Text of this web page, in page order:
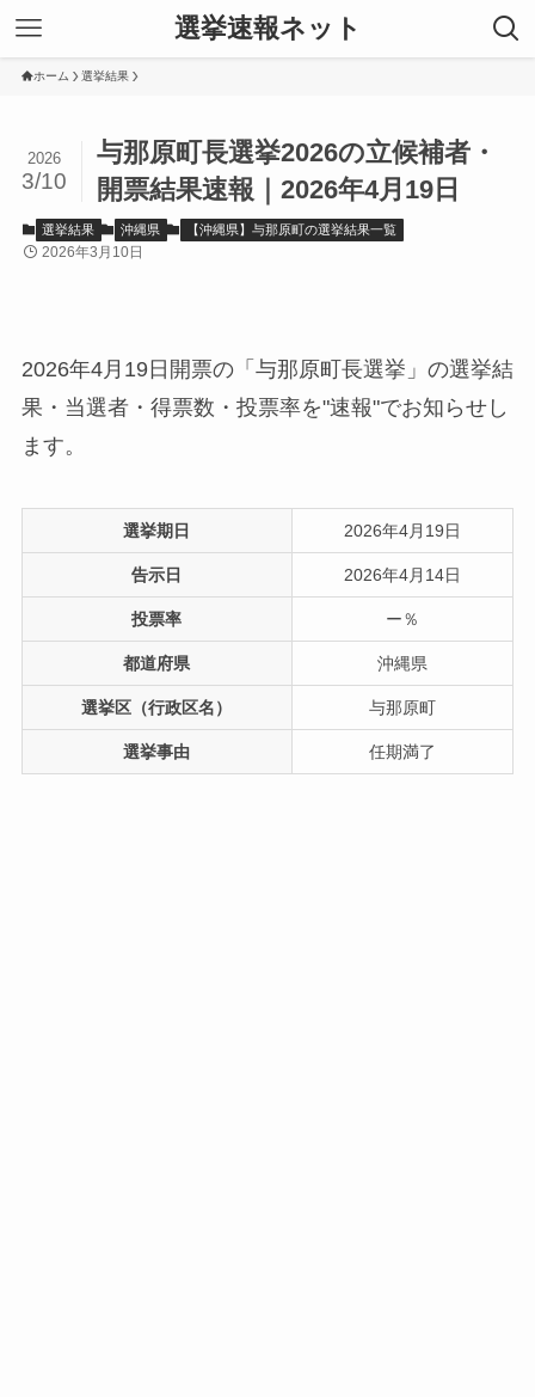
選挙速報ネット
ホーム 選挙結果
与那原町長選挙2026の立候補者・
開票結果速報｜2026年4月19日
2026
3/10
選挙結果 沖縄県 【沖縄県】与那原町の選挙結果一覧
2026年3月10日
2026年4月19日開票の「与那原町長選挙」の選挙結
果・当選者・得票数・投票率を"速報"でお知らせし
ます。
選挙期日 2026年4月19日
告示日 2026年4月14日
投票率 ー％
都道府県 沖縄県
選挙区（行政区名） 与那原町
選挙事由 任期満了